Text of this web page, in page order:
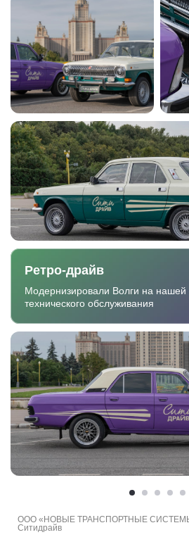
Ретро-драйв
Модернизировали Волги на нашей
технического обслуживания
ООО «НОВЫЕ ТРАНСПОРТНЫЕ
Ситидрайв